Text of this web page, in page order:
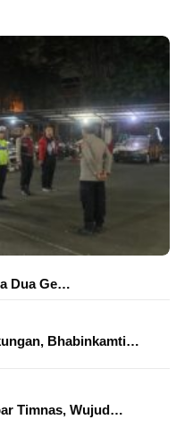
Dua Ge…
Bhabinkamti…
Timnas, Wujud…